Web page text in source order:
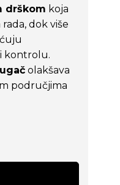
drškom koja
dok više
kontrolu.
olakšava
područjima